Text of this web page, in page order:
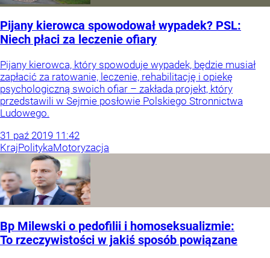
Pijany kierowca spowodował wypadek? PSL:
Niech płaci za leczenie ofiary
Pijany kierowca, który spowoduje wypadek, będzie musiał
zapłacić za ratowanie, leczenie, rehabilitację i opiekę
psychologiczną swoich ofiar – zakłada projekt, który
przedstawili w Sejmie posłowie Polskiego Stronnictwa
Ludowego.
31 paź 2019 11:42
KrajPolitykaMotoryzacja
Bp Milewski o pedofilii i homoseksualizmie:
To rzeczywistości w jakiś sposób powiązane